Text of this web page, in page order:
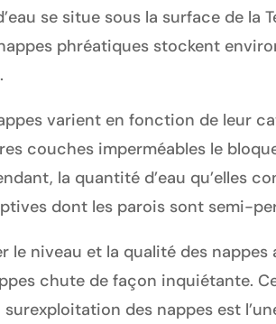
se situe sous la surface de la
phréatiques stockent
varient en fonction de leur
couches imperméables le
la quantité d’eau qu’elles
dont les parois sont semi-
le niveau et la qualité des
chute de façon inquiétante.
des nappes est